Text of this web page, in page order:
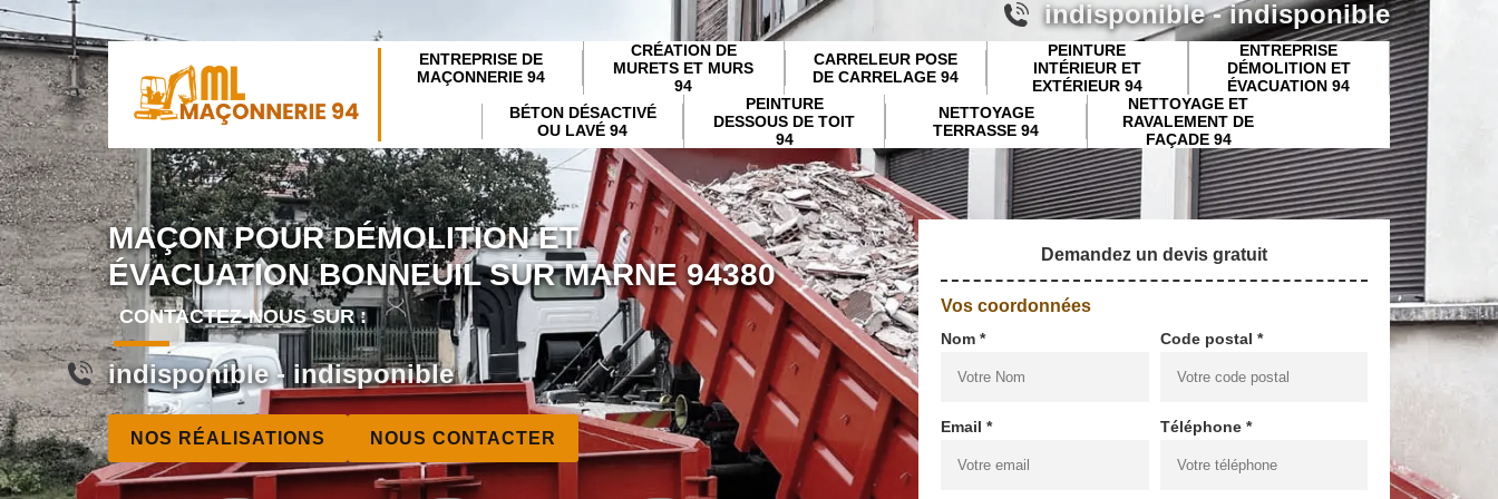
indisponible-indisponible
ENTREPRISE DE
MAÇONNERIE 94
CRÉATION DE
MURETS ET MURS
94
CARRELEUR POSE
DE CARRELAGE 94
PEINTURE
INTÉRIEUR ET
EXTÉRIEUR 94
ENTREPRISE
DÉMOLITION ET
ÉVACUATION 94
BÉTON DÉSACTIVÉ
OU LAVÉ 94
PEINTURE
DESSOUS DE TOIT
94
NETTOYAGE
TERRASSE 94
NETTOYAGE ET
RAVALEMENT DE
FAÇADE 94
MAÇON POUR DÉMOLITION ET
ÉVACUATION BONNEUIL SUR MARNE 94380
CONTACTEZ-NOUS SUR :
indisponible- indisponible
NOS RÉALISATIONS NOUS CONTACTER
Demandez un devis gratuit
Vos coordonnées
Nom * Code postal *
Email * Téléphone *